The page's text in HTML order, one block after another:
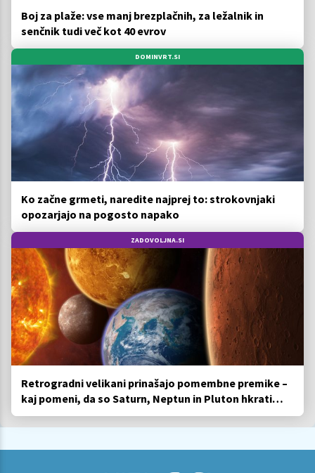
Boj za plaže: vse manj brezplačnih, za ležalnik in
senčnik tudi več kot 40 evrov
DOMINVRT.SI
Ko začne grmeti, naredite najprej to: strokovnjaki
opozarjajo na pogosto napako
ZADOVOLJNA.SI
Retrogradni velikani prinašajo pomembne premike –
kaj pomeni, da so Saturn, Neptun in Pluton hkrati
retrogradni?